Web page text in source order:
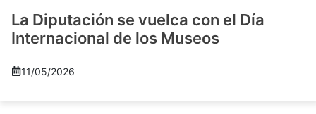
La Diputación se vuelca con el Día
Internacional de los Museos
11/05/2026